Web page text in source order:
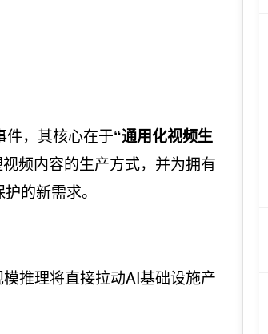
件，其核心在于​“通用化视频生
频内容的生产方式，并为拥有
的新需求。
推理将直接拉动AI基础设施产